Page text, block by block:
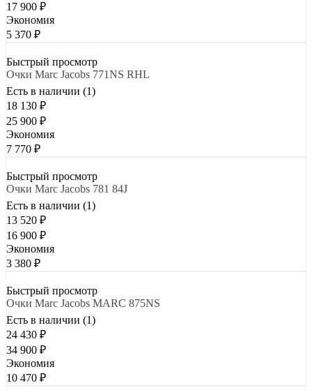
17 900 ₽
Экономия
5 370 ₽
Быстрый просмотр
Очки Marc Jacobs 771NS RHL
Есть в наличии (1)
18 130 ₽
25 900 ₽
Экономия
7 770 ₽
Быстрый просмотр
Очки Marc Jacobs 781 84J
Есть в наличии (1)
13 520 ₽
16 900 ₽
Экономия
3 380 ₽
Быстрый просмотр
Очки Marc Jacobs MARC 875NS
Есть в наличии (1)
24 430 ₽
34 900 ₽
Экономия
10 470 ₽